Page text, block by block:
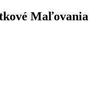
Maľovania